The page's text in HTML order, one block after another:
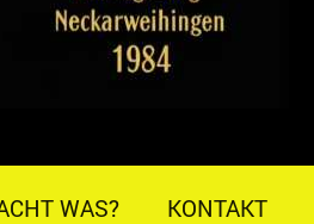
WAS? KONTAKT